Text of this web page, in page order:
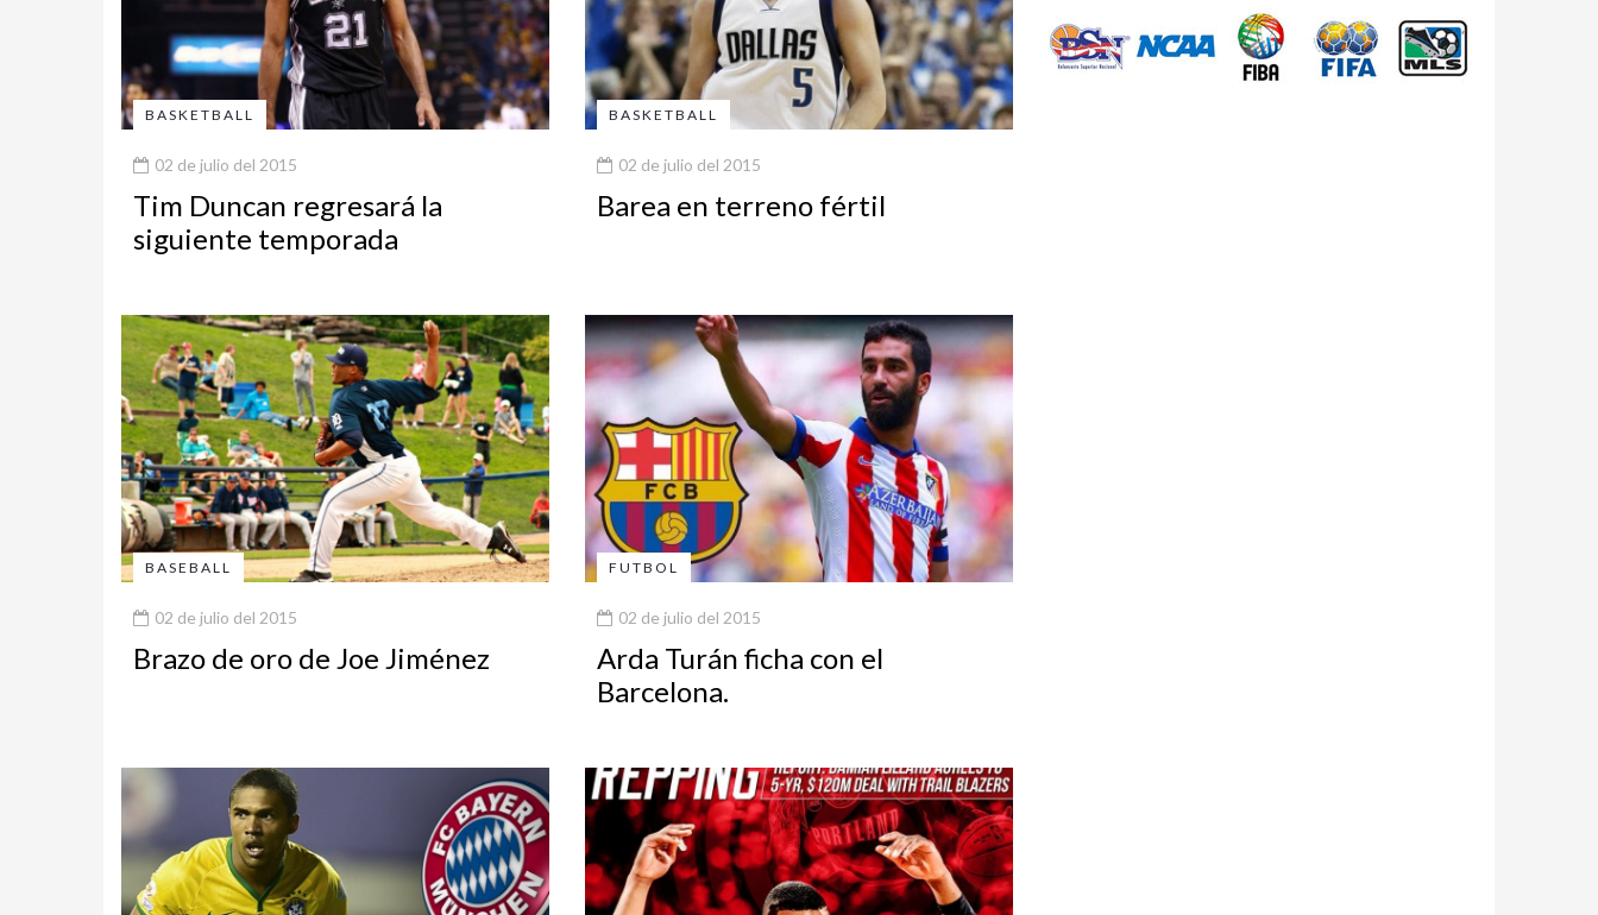
BASKETBALL
02 de julio del 2015
Tim Duncan regresará la
siguiente temporada
BASKETBALL
02 de julio del 2015
Barea en terreno fértil
BASEBALL
02 de julio del 2015
Brazo de oro de Joe Jiménez
FUTBOL
02 de julio del 2015
Arda Turán ficha con el
Barcelona.